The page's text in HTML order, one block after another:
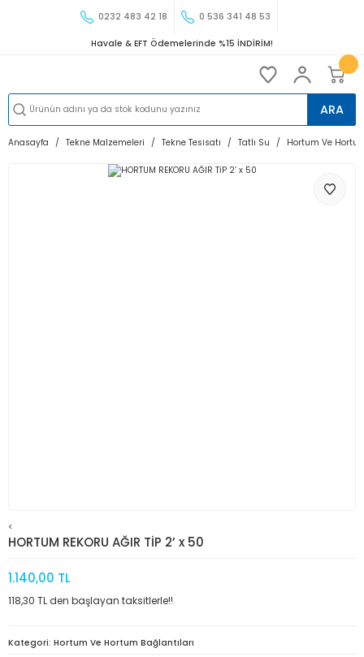
0232 483 42 18 0 536 341 48 53
Havale & EFT Ödemelerinde %15 İNDİRİM!
ARA
Anasayfa Tekne Malzemeleri Tekne Tesisatı Tatlı Su Hortum Ve
<
HORTUM REKORU AĞIR TİP 2’ x 50
1.140,00 TL
118,30 TL den başlayan taksitlerle!!
Kategori Hortum Ve Hortum Bağlantıları